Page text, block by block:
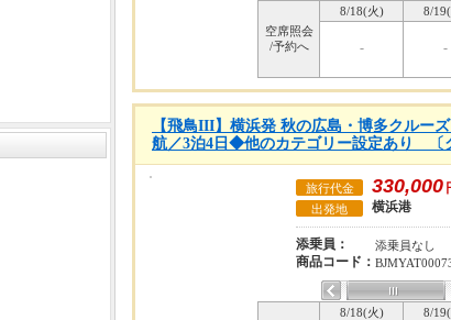
空席照会
/予約へ
8/18(火) 8/
- -
【飛鳥III】横浜発 秋の広島・博多クルー
航／3泊4日◆他のカテゴリー設定あり 〔
旅行代金 330,000
出発地 横浜港
添乗員： 添乗員なし
商品コード：
8/18(火) 8/